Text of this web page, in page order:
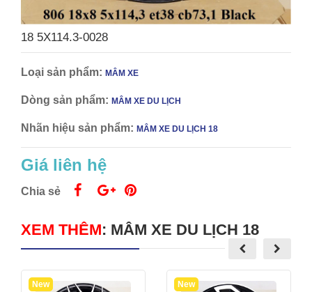
18 5X114.3-0028
Loại sản phẩm: MÂM XE
Dòng sản phẩm: MÂM XE DU LỊCH
Nhãn hiệu sản phẩm: MÂM XE DU LỊCH 18
Giá liên hệ
Chia sẻ
XEM THÊM: MÂM XE DU LỊCH 18
New New